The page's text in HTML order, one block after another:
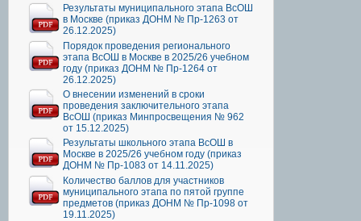
Результаты муниципального этапа ВсОШ
в Москве (приказ ДОНМ № Пр-1263 от
26.12.2025)
Порядок проведения регионального
этапа ВсОШ в Москве в 2025/26 учебном
году (приказ ДОНМ № Пр-1264 от
26.12.2025)
О внесении изменений в сроки
проведения заключительного этапа
ВсОШ (приказ Минпросвещения № 962
от 15.12.2025)
Результаты школьного этапа ВсОШ в
Москве в 2025/26 учебном году (приказ
ДОНМ № Пр-1083 от 14.11.2025)
Количество баллов для участников
муниципального этапа по пятой группе
предметов (приказ ДОНМ № Пр-1098 от
19.11.2025)